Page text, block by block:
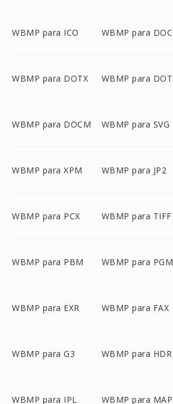
WBMP para ICO WBMP para DOC
WBMP para DOTX WBMP para DOT
WBMP para DOCM WBMP para SVG
WBMP para XPM WBMP para JP2
WBMP para PCX WBMP para TIFF
WBMP para PBM WBMP para PGM
WBMP para EXR WBMP para FAX
WBMP para G3 WBMP para HDR
WBMP para IPL WBMP para MAP